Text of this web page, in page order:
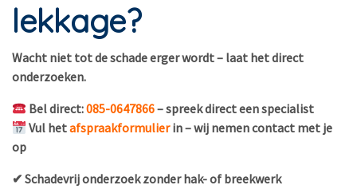
lekkage?
Wacht niet tot de schade erger wordt – laat het direct
onderzoeken.
Bel direct:085-0647866– spreek direct een specialist
Vul hetafspraakformulierin – wij nemen contact met je
op
✔ Schadevrij onderzoek zonder hak- of breekwerk